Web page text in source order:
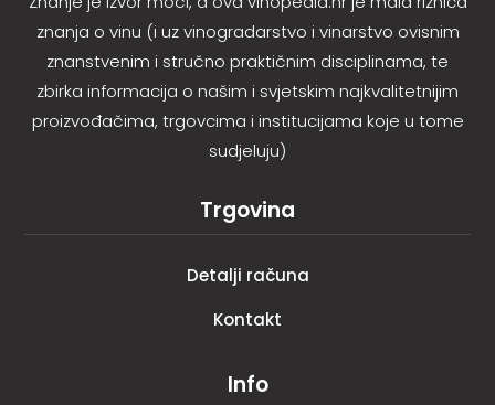
znanja o vinu (i uz vinogradarstvo i vinarstvo ovisnim
znanstvenim i stručno praktičnim disciplinama, te
zbirka informacija o našim i svjetskim najkvalitetnijim
proizvođačima, trgovcima i institucijama koje u tome
sudjeluju)
Trgovina
Detalji računa
Kontakt
Info